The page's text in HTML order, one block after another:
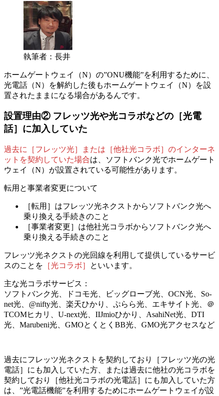
執筆者：長井
ホームゲートウェイ（N）の”ONU機能”を利用するために、
光電話（N）を解約した後もホームゲートウェイ（N）を設
置されたままになる場合があるんです。
設置理由②フレッツ光や光コラボなどの［光電
話］に加入していた
過去に［フレッツ光］または［他社光コラボ］のインターネ
ットを契約していた場合は、
ソフトバンク光でホームゲート
ウェイ（N）が設置されている可能性があります。
転用と事業者変更について
［転用］はフレッツ光ネクストからソフトバンク光へ
乗り換える手続きのこと
［事業者変更］は他社光コラボからソフトバンク光へ
乗り換える手続きのこと
フレッツ光ネクストの光回線を利用して提供しているサービ
スのことを ［光コラボ］ といいます。
主な光コラボサービス：
ソフトバンク光、ドコモ光、ビッグローブ光、OCN光、So-
net光、@nifty光、楽天ひかり、ぷらら光、エキサイト光、＠
TCOMヒカリ、U-next光、IIJmioひかり、AsahiNet光、DTI
光、Marubeni光、GMOとくとくBB光、GMO光アクセスなど
過去にフレッツ光ネクストを契約しており［フレッツ光の光
電話］にも加入していた方、または過去に他社の光コラボを
契約しており［他社光コラボの光電話］にも加入していた方
は、”光電話機能”を利用するためにホームゲートウェイが設